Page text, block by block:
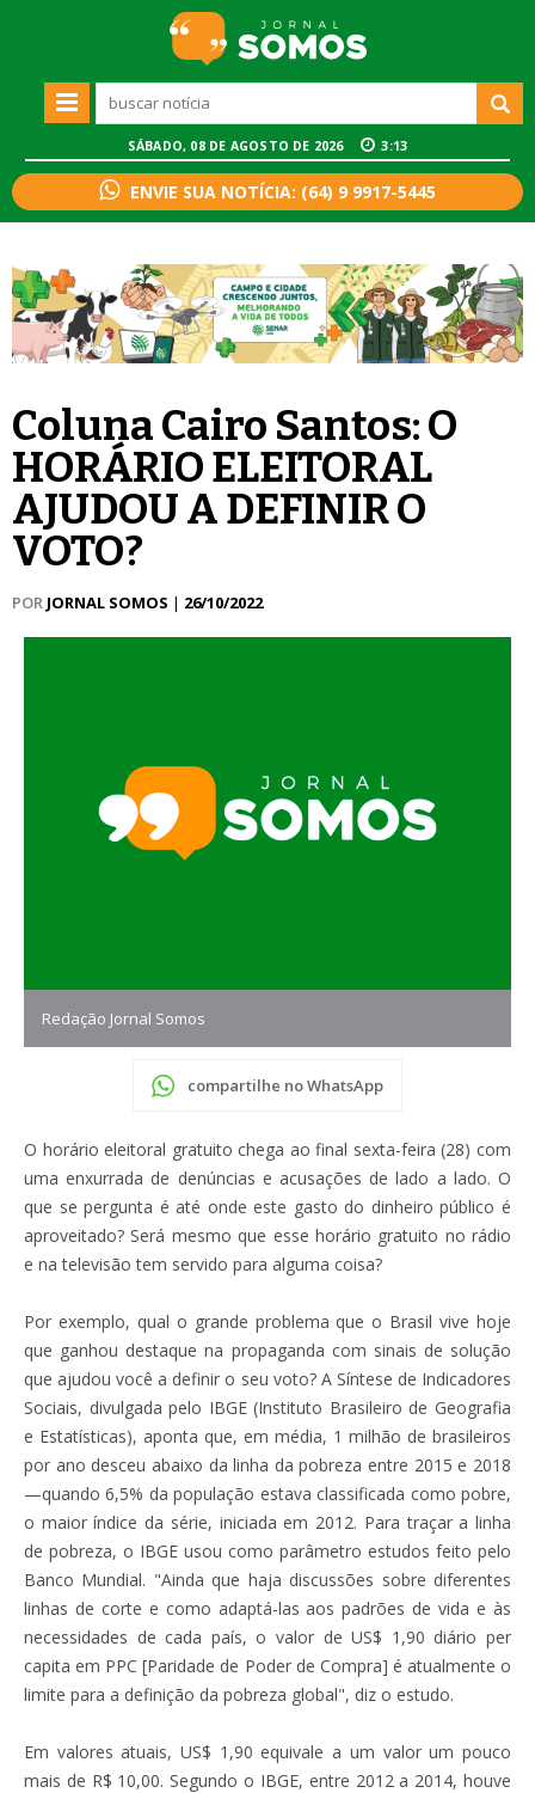
SÁBADO, 08 DE AGOSTO DE 2026 3:13
ENVIE SUA NOTÍCIA: (64) 9 9917-5445
Coluna Cairo Santos: O
HORÁRIO ELEITORAL
AJUDOU A DEFINIR O
VOTO?
POR JORNAL SOMOS | 26/10/2022
Redação Jornal Somos
compartilhe no WhatsApp
O horário eleitoral gratuito chega ao final sexta-feira (28) com
uma enxurrada de denúncias e acusações de lado a lado. O
que se pergunta é até onde este gasto do dinheiro público é
aproveitado? Será mesmo que esse horário gratuito no rádio
e na televisão tem servido para alguma coisa?
Por exemplo, qual o grande problema que o Brasil vive hoje
que ganhou destaque na propaganda com sinais de solução
que ajudou você a definir o seu voto? A Síntese de Indicadores
Sociais, divulgada pelo IBGE (Instituto Brasileiro de Geografia
e Estatísticas), aponta que, em média, 1 milhão de brasileiros
por ano desceu abaixo da linha da pobreza entre 2015 e 2018
—quando 6,5% da população estava classificada como pobre,
o maior índice da série, iniciada em 2012. Para traçar a linha
de pobreza, o IBGE usou como parâmetro estudos feito pelo
Banco Mundial. "Ainda que haja discussões sobre diferentes
linhas de corte e como adaptá-las aos padrões de vida e às
necessidades de cada país, o valor de US$ 1,90 diário per
capita em PPC [Paridade de Poder de Compra] é atualmente o
limite para a definição da pobreza global", diz o estudo.
Em valores atuais, US$ 1,90 equivale a um valor um pouco
mais de R$ 10,00. Segundo o IBGE, entre 2012 a 2014, houve